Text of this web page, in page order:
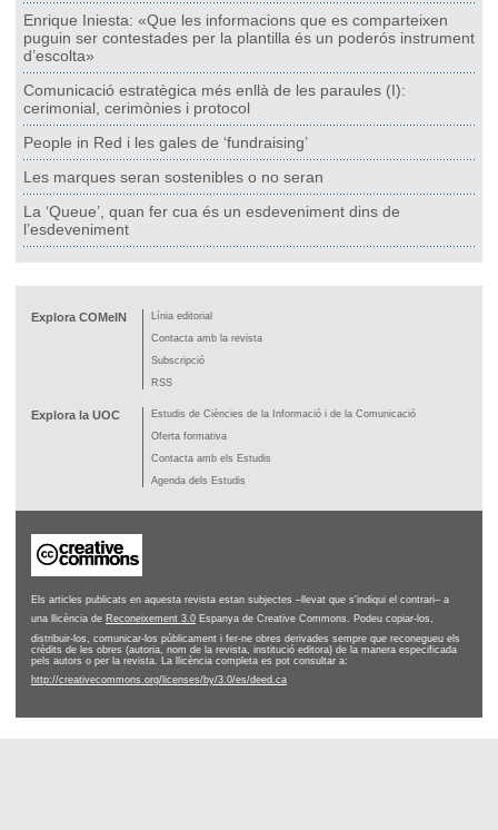
Enrique Iniesta: «Que les informacions que es comparteixen
puguin ser contestades per la plantilla és un poderós instrument
d’escolta»
Comunicació estratègica més enllà de les paraules (I):
cerimonial, cerimònies i protocol
People in Red i les gales de ‘fundraising’
Les marques seran sostenibles o no seran
La ‘Queue’, quan fer cua és un esdeveniment dins de
l’esdeveniment
Explora COMeIN
Línia editorial
Contacta amb la revista
Subscripció
RSS
Explora la UOC
Estudis de Ciències de la Informació i de la Comunicació
Oferta formativa
Contacta amb els Estudis
Agenda dels Estudis
Els articles publicats en aquesta revista estan subjectes –llevat que s'indiqui el contrari– a
una llicència de Reconeixement 3.0 Espanya de Creative Commons. Podeu copiar-los,
distribuir-los, comunicar-los públicament i fer-ne obres derivades sempre que reconegueu els
crèdits de les obres (autoria, nom de la revista, institució editora) de la manera especificada
pels autors o per la revista. La llicència completa es pot consultar a:
http://creativecommons.org/licenses/by/3.0/es/deed.ca